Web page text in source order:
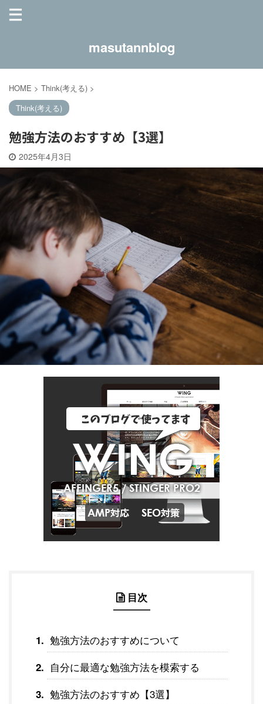
masutannblog
HOME > Think(考える) >
Think(考える)
勉強方法のおすすめ【3選】
2025年4月3日
目次
勉強方法のおすすめについて
自分に最適な勉強方法を模索する
勉強方法のおすすめ【3選】